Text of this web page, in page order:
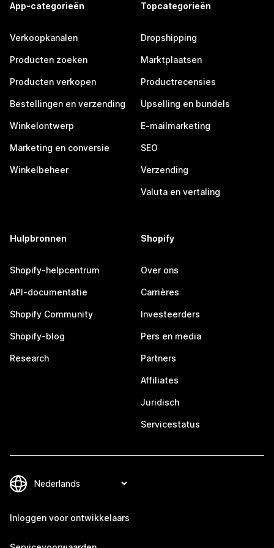
App-categorieën
Verkoopkanalen
Producten zoeken
Producten verkopen
Bestellingen en verzending
Winkelontwerp
Marketing en conversie
Winkelbeheer
Topcategorieën
Dropshipping
Marktplaatsen
Productrecensies
Upselling en bundels
E-mailmarketing
SEO
Verzending
Valuta en vertaling
Hulpbronnen
Shopify-helpcentrum
API-documentatie
Shopify Community
Shopify-blog
Research
Shopify
Over ons
Carrières
Investeerders
Pers en media
Partners
Affiliates
Juridisch
Servicestatus
Inloggen voor ontwikkelaars